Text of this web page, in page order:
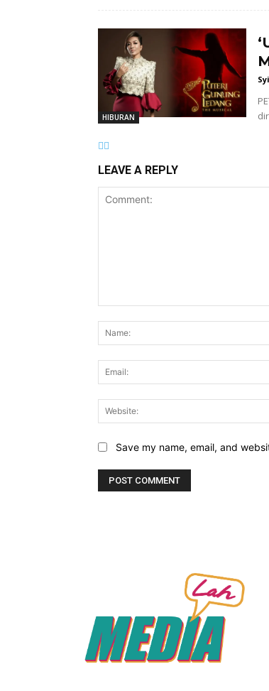
HIBURAN
LEAVE A REPLY
Save my name, email, and